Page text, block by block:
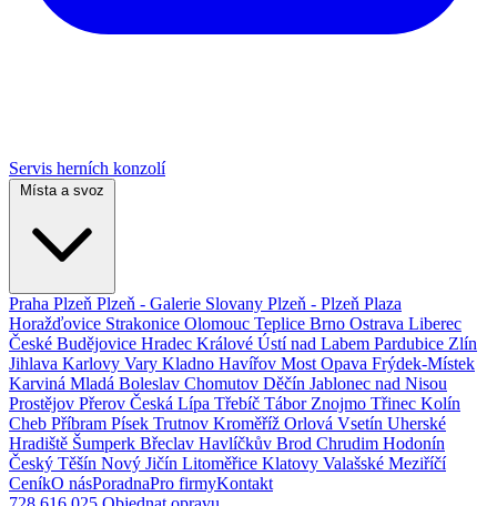
Servis herních konzolí
Místa a svoz
Praha Plzeň Plzeň - Galerie Slovany Plzeň - Plzeň Plaza
Horažďovice Strakonice Olomouc Teplice Brno Ostrava Liberec
České Budějovice Hradec Králové Ústí nad Labem Pardubice Zlín
Jihlava Karlovy Vary Kladno Havířov Most Opava Frýdek-Místek
Karviná Mladá Boleslav Chomutov Děčín Jablonec nad Nisou
Prostějov Přerov Česká Lípa Třebíč Tábor Znojmo Třinec Kolín
Cheb Příbram Písek Trutnov Kroměříž Orlová Vsetín Uherské
Hradiště Šumperk Břeclav Havlíčkův Brod Chrudim Hodonín
Český Těšín Nový Jičín Litoměřice Klatovy Valašské Meziříčí
CeníkO násPoradnaPro firmyKontakt